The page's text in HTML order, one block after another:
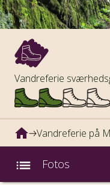
Vandreferie
Vandreferie på
Fotos